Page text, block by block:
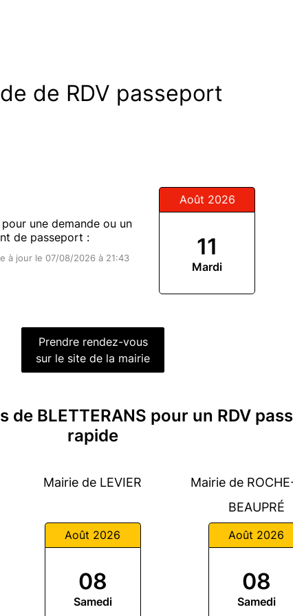
de RDV passeport
pour une demande ou un
de passeport :
à jour le 07/08/2026 à 21:43
Août 2026
11
Mardi
Prendre rendez-vous
sur le site de la mairie
de BLETTERANS pour un RDV
rapide
Mairie de LEVIER
Août 2026
08
Samedi
Mairie de
BEAUPRÉ
Août 2026
08
Samedi